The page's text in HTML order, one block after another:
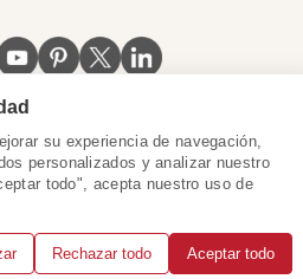
| Certificado de Singapur
|
China
Reservados todos los derechos.
su experiencia de navegación,
personalizados y analizar nuestro
todo", acepta nuestro uso de
Rechazar todo Aceptar todo